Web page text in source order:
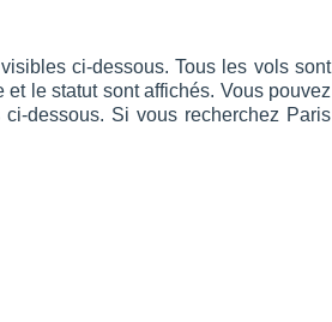
ci-dessous. Tous les vols sont
le statut sont affichés. Vous pouvez
dessous. Si vous recherchez Paris